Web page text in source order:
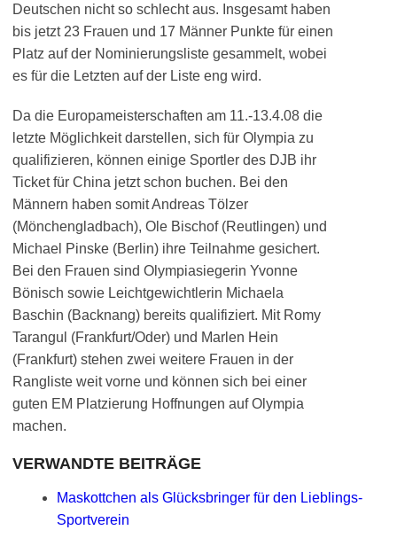
Deutschen nicht so schlecht aus. Insgesamt haben
bis jetzt 23 Frauen und 17 Männer Punkte für einen
Platz auf der Nominierungsliste gesammelt, wobei
es für die Letzten auf der Liste eng wird.
Da die Europameisterschaften am 11.-13.4.08 die
letzte Möglichkeit darstellen, sich für Olympia zu
qualifizieren, können einige Sportler des DJB ihr
Ticket für China jetzt schon buchen. Bei den
Männern haben somit Andreas Tölzer
(Mönchengladbach), Ole Bischof (Reutlingen) und
Michael Pinske (Berlin) ihre Teilnahme gesichert.
Bei den Frauen sind Olympiasiegerin Yvonne
Bönisch sowie Leichtgewichtlerin Michaela
Baschin (Backnang) bereits qualifiziert. Mit Romy
Tarangul (Frankfurt/Oder) und Marlen Hein
(Frankfurt) stehen zwei weitere Frauen in der
Rangliste weit vorne und können sich bei einer
guten EM Platzierung Hoffnungen auf Olympia
machen.
VERWANDTE BEITRÄGE
Maskottchen als Glücksbringer für den Lieblings-
Sportverein